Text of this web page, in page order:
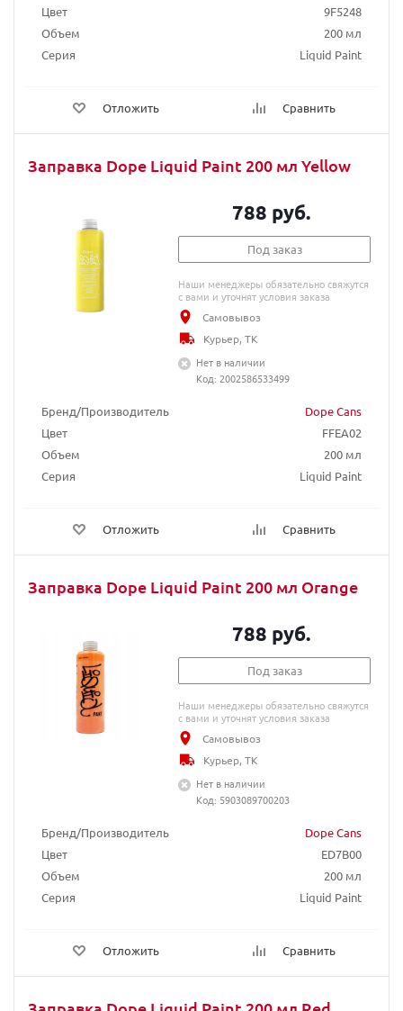
Цвет
9F5248
Объем
200 мл
Серия
Liquid Paint
Отложить Сравнить
Заправка Dope Liquid Paint 200 мл Yellow
Бренд/Производитель
Dope Cans
Цвет
FFEA02
Объем
200 мл
Серия
Liquid Paint
Отложить Сравнить
788 руб.
Под заказ
Наши менеджеры обязательно свяжутся
с вами и уточнят условия заказа
Самовывоз
Курьер, ТК
Нет в наличии
Код: 2002586533499
Заправка Dope Liquid Paint 200 мл Orange
Бренд/Производитель
Dope Cans
Цвет
ED7B00
Объем
200 мл
Серия
Liquid Paint
Отложить Сравнить
788 руб.
Под заказ
Наши менеджеры обязательно свяжутся
с вами и уточнят условия заказа
Самовывоз
Курьер, ТК
Нет в наличии
Код: 5903089700203